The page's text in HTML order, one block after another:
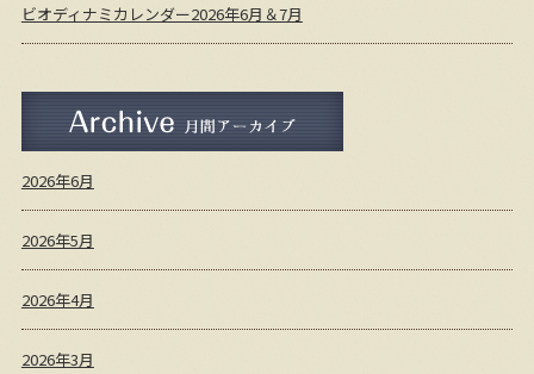
ビオディナミカレンダー2026年6月＆7月
2026年6月
2026年5月
2026年4月
2026年3月